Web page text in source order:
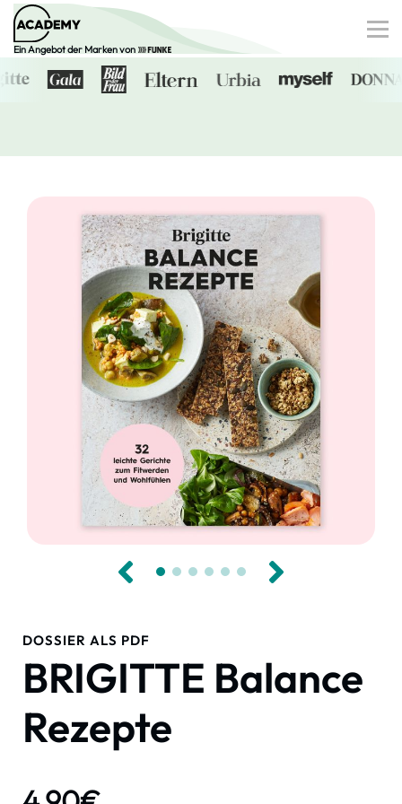
Ein Angebot der Marken von
Digitale Dossiers
0€-Angebote
Anmelden
DOSSIER ALS PDF
BRIGITTE Balance
Rezepte